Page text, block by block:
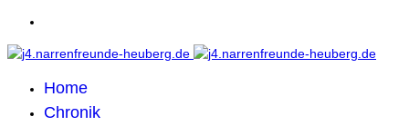
Home
Chronik